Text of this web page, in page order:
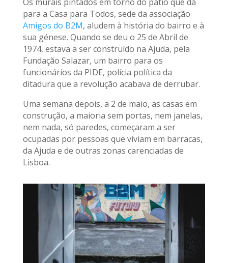
para a Casa para Todos, sede da associação
Amigos do B2M, aludem à história do bairro e à
sua génese. Quando se deu o 25 de Abril de
1974, estava a ser construído na Ajuda, pela
Fundação Salazar, um bairro para os
funcionários da PIDE, polícia política da
ditadura que a revolução acabava de derrubar.
Uma semana depois, a 2 de maio, as casas em
construção, a maioria sem portas, nem janelas,
nem nada, só paredes, começaram a ser
ocupadas por pessoas que viviam em barracas,
da Ajuda e de outras zonas carenciadas de
Lisboa.